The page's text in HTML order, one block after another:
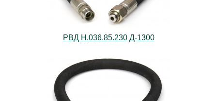
РВД Н.036.85.230 Д-1300